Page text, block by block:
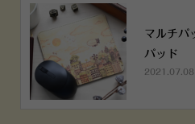
マルチパ
パッド
2021.07.08